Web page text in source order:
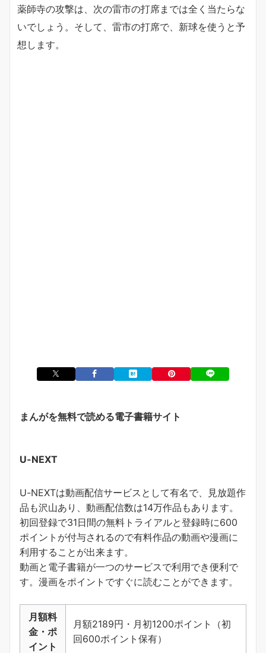
薬師寺の攻撃は、次の雷市の打席までは全く当たらな
いでしょう。そして、雷市の打席で、新球を使うと予
想します。
まんがを無料で読める電子書籍サイト
U-NEXT
U-NEXTは動画配信サービスとして有名で、見放題作
品も沢山あり、動画配信数は14万作品もあります。
初回登録で31日間の無料トライアルと登録時に600
ポイントが付与されるので有料作品の動画や漫画に
利用することが出来ます。
動画と電子書籍が一つのサービスで利用でき便利で
す。 漫画をポイントですぐに読むことができます。
月額料
金・ポ
イント
月額2189円・月初1200ポイント（初
回600ポイント保有）